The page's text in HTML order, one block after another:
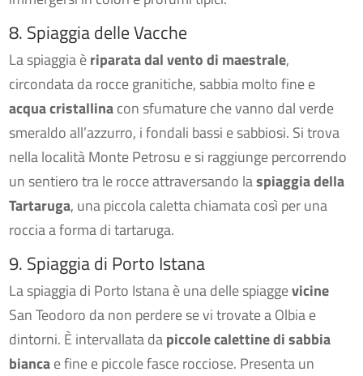
8. Spiaggia delle Vacche
La spiaggia èriparata dal vento di maestrale,
circondata da rocce granitiche, sabbia molto fine e
acqua cristallinacon sfumature che vanno dal verde
smeraldo all’azzurro, i fondali bassi e sabbiosi. Si trova
nella località Monte Petrosu e si raggiunge percorrendo
un sentiero tra le rocce attraversando laspiaggia della
Tartaruga, una piccola caletta chiamata così per una
roccia a forma di tartaruga.
9. Spiaggia di Porto Istana
La spiaggia di Porto Istana è una delle spiaggevicine
San Teodoro da non perdere se vi trovate a Olbia e
dintorni. È intervallata dapiccole calettine di sabbia
biancae fine e piccole fasce rocciose. Presenta un